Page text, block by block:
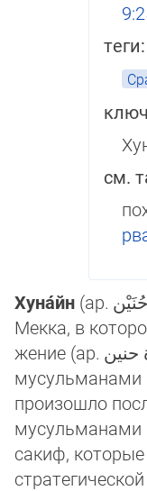
теги:
см.
Хуна́йн (ар. حُنَيْن
Мекка, в
же­ние (ар. حنين
мусульма­нами
про­изошло
мусульманами
сакиф,